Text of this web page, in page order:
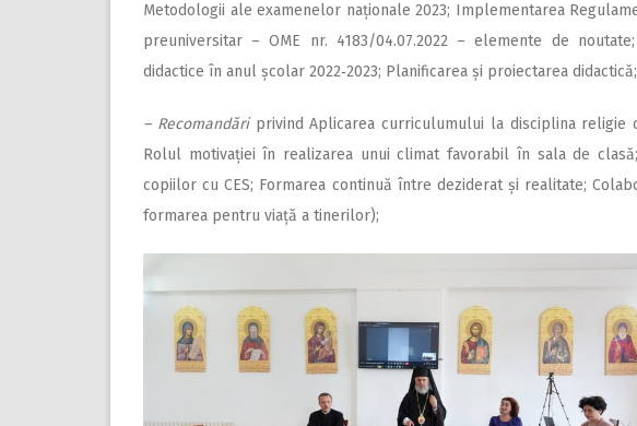
Metodologii ale examenelor naționale 2023; Implementarea
preuniversitar – OME nr. 4183/04.07.2022 – elemente de
didactice în anul școlar 2022‑2023; Planificarea și proiectarea
– Recomandăriprivind Aplicarea curriculumului la disciplina religie
Rolul motivației în realizarea unui climat favorabil în sala de
copiilor cu CES; Formarea continuă între deziderat și realitate;
formarea pentru viață a tinerilor);